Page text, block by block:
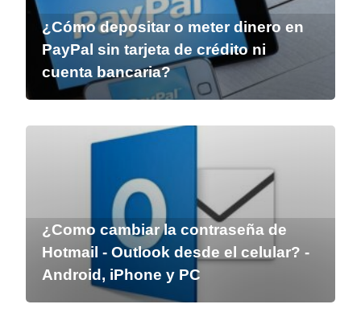
¿Cómo depositar o meter dinero en
PayPal sin tarjeta de crédito ni
cuenta bancaria?
¿Como cambiar la contraseña de
Hotmail - Outlook desde el celular? -
Android, iPhone y PC